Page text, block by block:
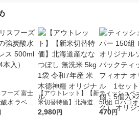
ーズ 富士
水 ラベル
1箱（24
【アウトレット】【新
米切替特価】北海道産
ななつぼし 無洗米 5k
2,980円
ティッシュペ
50組 ロハコ
ルソフトパッ
470円